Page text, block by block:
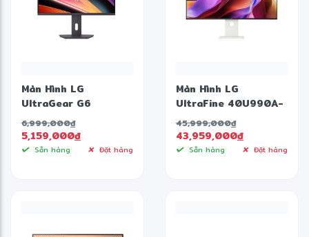
Màn Hình LG
UltraGear G6
27G610A-B (27 inch
- IPS - 2K - 200Hz -
1ms)
6,999,000đ
5,159,000đ
Sẵn hàng Đặt hàng
Màn Hình LG
UltraFine 40U990A-
W ( 39.7 inch - 5K2K
- 120Hz - 5ms -
Nano IPS Black -
45,999,000đ
43,959,000đ
Sẵn hàng Đặt hàng